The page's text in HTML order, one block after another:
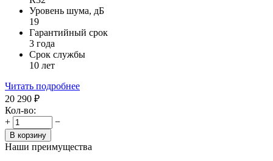
Уровень шума, дБ
19
Гарантийный срок
3 года
Срок службы
10 лет
Читать подробнее
20 290 ₽
Кол-во:
+
−
В корзину
Наши преимущества